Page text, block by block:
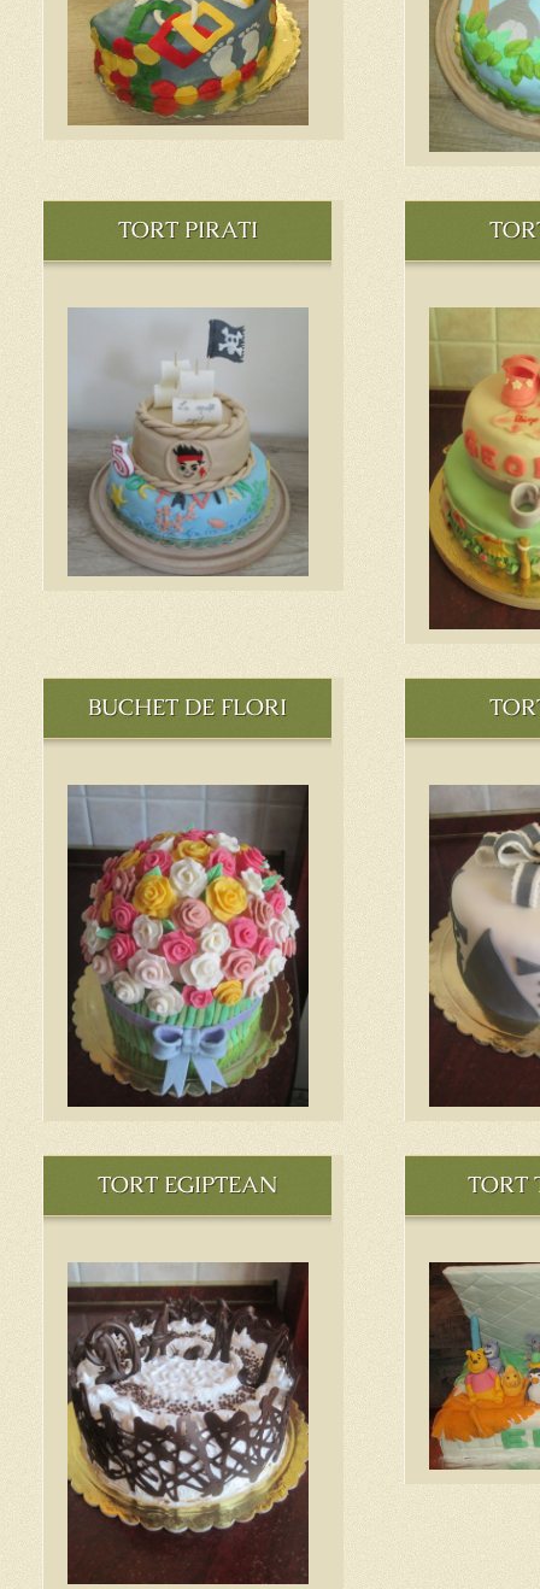
TORT PIRATI
BUCHET DE FLORI
TORT EGIPTEAN TORT